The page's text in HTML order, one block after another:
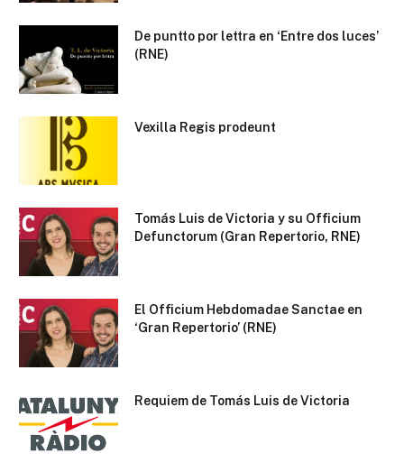
De puntto por lettra en ‘Entre dos luces’
(RNE)
Vexilla Regis prodeunt
Tomás Luis de Victoria y su Officium
Defunctorum (Gran Repertorio, RNE)
El Officium Hebdomadae Sanctae en
‘Gran Repertorio’ (RNE)
Requiem de Tomás Luis de Victoria